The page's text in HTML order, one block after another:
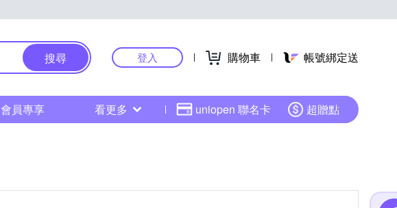
搜尋 登入 購物車 帳號綁定送
會員專享 看更多 uniopen 聯名卡 超贈點